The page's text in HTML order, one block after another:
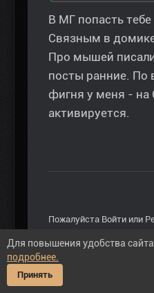
В МГ попасть
Связным в
Про мышей
посты ранние. По
фигня у меня - на
активируется.
Пожалуйста Войти или
Для повышения удобства
подробнее.
Принять